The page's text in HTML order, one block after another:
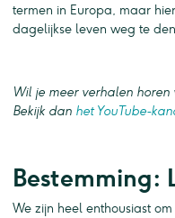
termen in Europa, maar
dagelijkse leven weg te
Wil je meer verhalen
Bekijk dan het YouTube-
Bestemming:
We zijn heel enthousiast